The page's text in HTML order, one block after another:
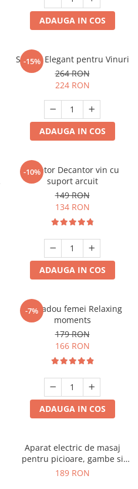
ADAUGA IN COS
-15%
Suport Elegant pentru Vinuri
264 RON
224 RON
ADAUGA IN COS
-10%
Aerator Decantor vin cu
suport arcuit
149 RON
134 RON
ADAUGA IN COS
-7%
Set cadou femei Relaxing
moments
179 RON
166 RON
ADAUGA IN COS
Aparat electric de masaj
pentru picioare, gambe si
brate
189 RON